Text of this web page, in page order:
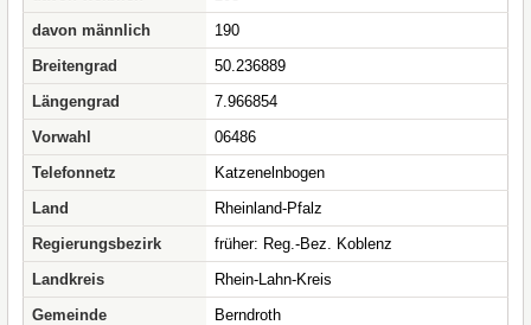
davon männlich
190
Breitengrad
50.236889
Längengrad
7.966854
Vorwahl
06486
Telefonnetz
Katzenelnbogen
Land
Rheinland-Pfalz
Regierungsbezirk
früher: Reg.-Bez. Koblenz
Landkreis
Rhein-Lahn-Kreis
Gemeinde
Berndroth